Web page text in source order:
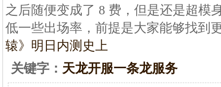
之后随便变成了 8 费，但是还是超模
低一些出场率，前提是大家能够找到
辕》明日内测史上
关键字： 天龙开服一条龙服务